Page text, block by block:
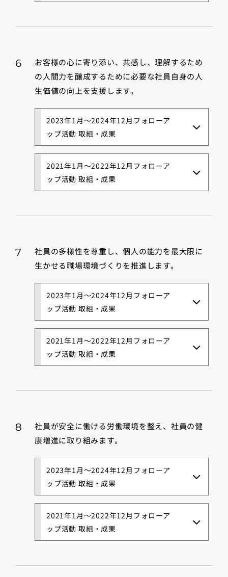
6
お客様の心に寄り添い、共感し、理解するため
の人間力を醸成するために必要な社員自身の人
生価値の向上を支援します。
2023年1月～2024年12月フォローア
ップ活動 取組・成果
2021年1月～2022年12月フォローア
ップ活動 取組・成果
7
社員の多様性を尊重し、個人の能力を最大限に
生かせる職場環境づくりを推進します。
2023年1月～2024年12月フォローア
ップ活動 取組・成果
2021年1月～2022年12月フォローア
ップ活動 取組・成果
8
社員が安全に働ける労働環境を整え、社員の健
康増進に取り組みます。
2023年1月～2024年12月フォローア
ップ活動 取組・成果
2021年1月～2022年12月フォローア
ップ活動 取組・成果